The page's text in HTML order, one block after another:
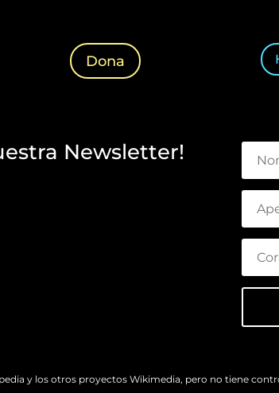
Dona
Newsletter!
y los otros proyectos Wikimedia, pero no tiene